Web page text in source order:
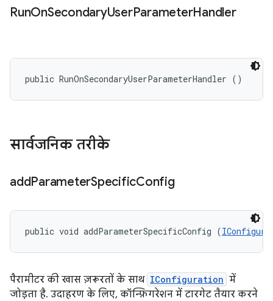
RunOnSecondaryUserParameterHandler
public RunOnSecondaryUserParameterHandler ()
सार्वजनिक तरीके
addParameterSpecificConfig
public void addParameterSpecificConfig (
पैरामीटर की खास ज़रूरतों के साथ IConfiguration में
जोड़ता है. उदाहरण के लिए, कॉन्फ़िगरेशन में टारगेट तैयार करने